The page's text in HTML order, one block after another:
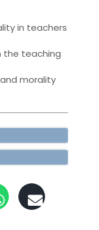
in teachers
the teaching
morality